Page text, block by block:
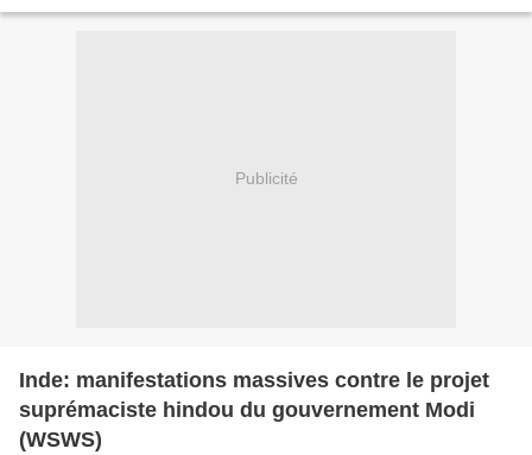
Publicité
Inde: manifestations massives contre le projet
suprémaciste hindou du gouvernement Modi
(WSWS)